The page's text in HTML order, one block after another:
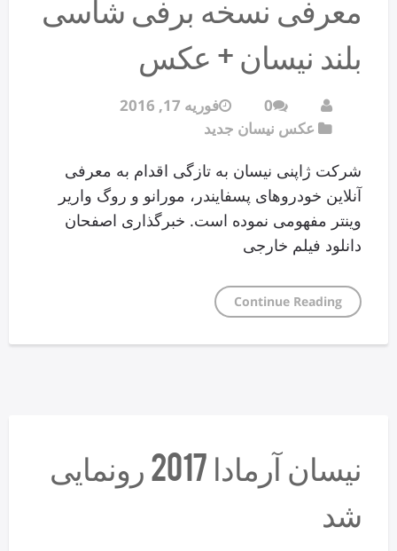
بلند نیسان + عکس
0
فوریه 17, 2016
عکس نیسان جدید
شرکت ژاپنی نیسان به تازگی اقدام به معرفی
آنلاین خودروهای پسفایندر، مورانو و روگ واریر
وینتر مفهومی نموده است. خبرگذاری اصفحان
دانلود فیلم خارجی
Continue Reading
نیسان آرمادا 2017 رونمایی
شد